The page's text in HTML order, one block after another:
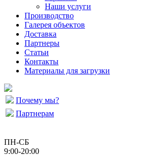
Наши услуги
Производство
Галерея объектов
Доставка
Партнеры
Статьи
Контакты
Материалы для загрузки
Почему мы?
Партнерам
ПН-СБ
9:00-20:00